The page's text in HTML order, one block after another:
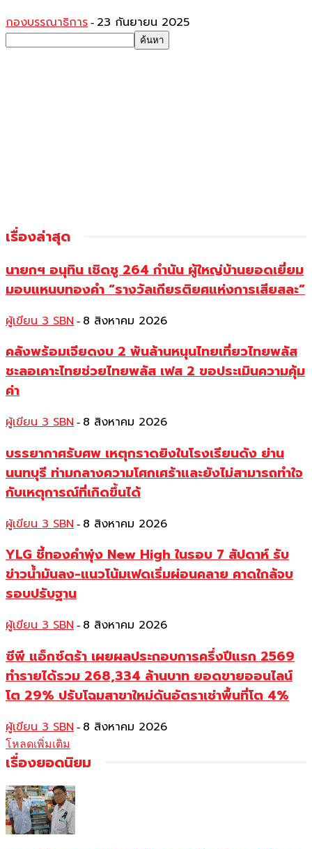
กองบรรณาธิการ - 23 กันยายน 2025
เรื่องล่าสุด
นายกฯ อนุทิน เชิดชู 264 กำนัน ผู้ใหญ่บ้านยอดเยี่ยม
มอบแหนบทองคำ “รางวัลเกียรติยศแห่งการเสียสละ”
ผู้เขียน 3 SBN - 8 สิงหาคม 2026
คลังพร้อมเจียดงบ 2 พันล้านหนุนไทยเที่ยวไทยพลัส
ชะลอเคาะไทยช่วยไทยพลัส เฟส 2 ขอประเมินความคุ้ม
ค่า
ผู้เขียน 3 SBN - 8 สิงหาคม 2026
บรรยากาศรับศพ เหตุกราดยิงในโรงเรียนดัง ย่าน
นนทบุรี ท่ามกลางความโศกเศร้าและยังไม่สามารถทำใจ
กับเหตุการณ์ที่เกิดขึ้นได้
ผู้เขียน 3 SBN - 8 สิงหาคม 2026
YLG ชี้ทองคำพุ่ง New High ในรอบ 7 สัปดาห์ รับ
ข่าวน้ำมันลง-แนวโน้มเฟดเริ่มผ่อนคลาย คาดใกล้จบ
รอบปรับฐาน
ผู้เขียน 3 SBN - 8 สิงหาคม 2026
ซีพี แอ็กซ์ตร้า เผยผลประกอบการครึ่งปีแรก 2569
ทำรายได้รวม 268,334 ล้านบาท ยอดขายออนไลน์
โต 29% ปรับโฉมสาขาใหม่ดันอัตราเช่าพื้นที่โต 4%
ผู้เขียน 3 SBN - 8 สิงหาคม 2026
โหลดเพิ่มเติม
เรื่องยอดนิยม